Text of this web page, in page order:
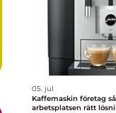
05. jul
Kaffemaskin företag så väljer
arbetsplatsen rätt